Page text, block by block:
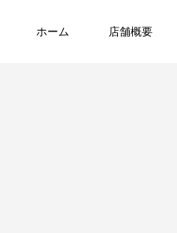
ホーム 店舗概要